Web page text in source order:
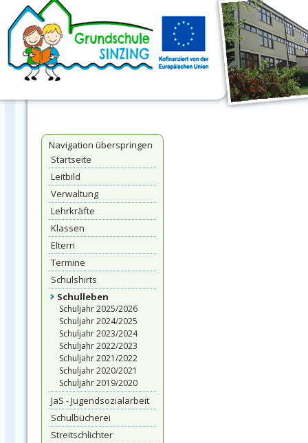
Navigation überspringen
Startseite
Leitbild
Verwaltung
Lehrkräfte
Klassen
Eltern
Termine
Schulshirts
Schulleben
Schuljahr 2025/2026
Schuljahr 2024/2025
Schuljahr 2023/2024
Schuljahr 2022/2023
Schuljahr 2021/2022
Schuljahr 2020/2021
Schuljahr 2019/2020
JaS - Jugendsozialarbeit
Schulbücherei
Streitschlichter